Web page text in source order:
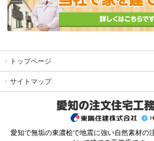
トップページ
サイトマップ
愛知で無垢の東濃桧で地震に強い自然素材の